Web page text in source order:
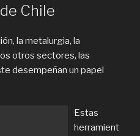
Chile
la metalurgia, la
otros sectores, las
desempeñan un papel
Estas
herramient